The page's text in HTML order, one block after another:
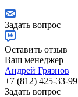
Задать вопрос
Оставить отзыв
Ваш менеджер
Андрей Грязнов
+7 (812) 425-33-99
Задать вопрос